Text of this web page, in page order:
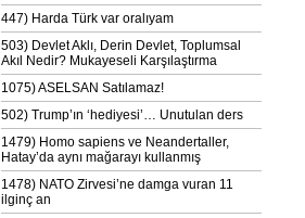
447) Harda Türk var oralıyam
503) Devlet Aklı, Derin Devlet, Toplumsal
Akıl Nedir? Mukayeseli Karşılaştırma
1075) ASELSAN Satılamaz!
502) Trump’ın ‘hediyesi’… Unutulan ders
1479) Homo sapiens ve Neandertaller,
Hatay’da aynı mağarayı kullanmış
1478) NATO Zirvesi’ne damga vuran 11
ilginç an